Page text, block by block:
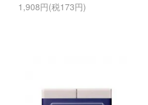
1,908円(税173円)